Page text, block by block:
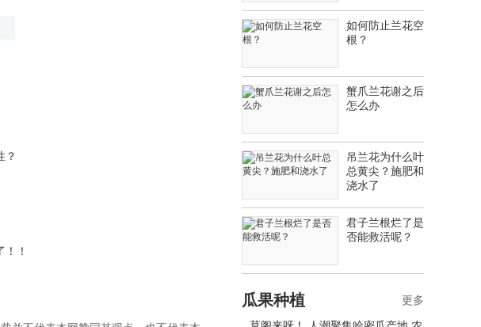
？
！
如何防止兰花空
根？
蟹爪兰花谢之后
怎么办
吊兰花为什么叶
总黄尖？施肥和
浇水了
君子兰根烂了是
否能救活呢？
瓜果种植 更多